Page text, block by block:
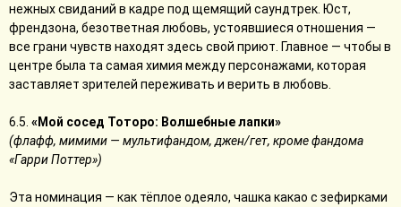
нежных свиданий в кадре под щемящий саундтрек. Юст,
френдзона, безответная любовь, устоявшиеся отношения —
все грани чувств находят здесь свой приют. Главное — чтобы в
центре была та самая химия между персонажами, которая
заставляет зрителей переживать и верить в любовь.
6.5. «Мой сосед Тоторо: Волшебные лапки»
(флафф, мимими — мультифандом, джен/гет, кроме фандома
«Гарри Поттер»)
Эта номинация — как тёплое одеяло, чашка какао с зефирками